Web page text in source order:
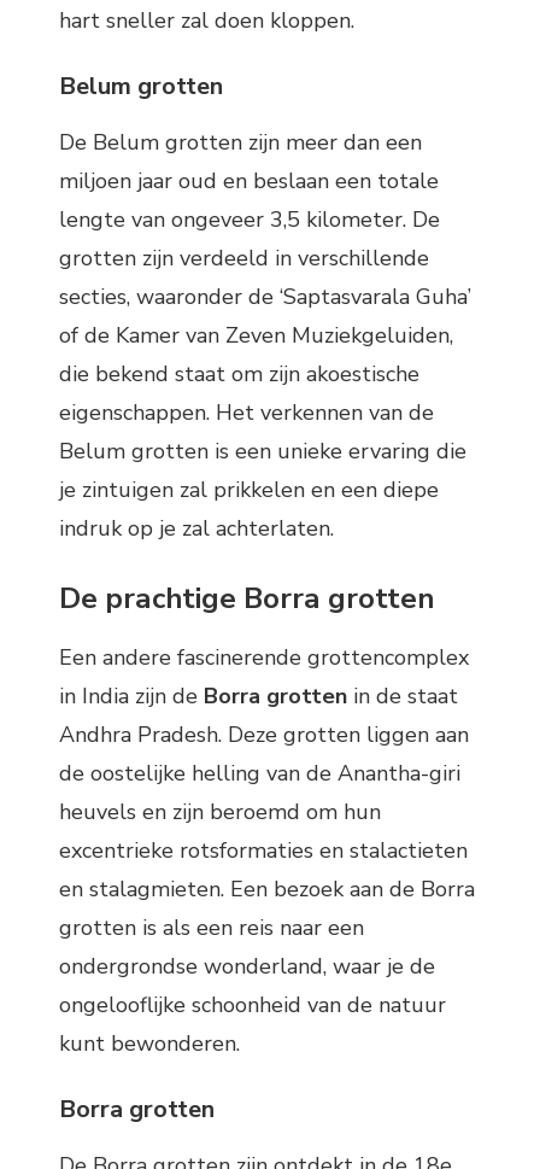
hart sneller zal doen kloppen.
Belum grotten
De Belum grotten zijn meer dan een
miljoen jaar oud en beslaan een totale
lengte van ongeveer 3,5 kilometer. De
grotten zijn verdeeld in verschillende
secties, waaronder de ‘Saptasvarala Guha’
of de Kamer van Zeven Muziekgeluiden,
die bekend staat om zijn akoestische
eigenschappen. Het verkennen van de
Belum grotten is een unieke ervaring die
je zintuigen zal prikkelen en een diepe
indruk op je zal achterlaten.
De prachtige Borra grotten
Een andere fascinerende grottencomplex
in India zijn de Borra grotten in de staat
Andhra Pradesh. Deze grotten liggen aan
de oostelijke helling van de Anantha-giri
heuvels en zijn beroemd om hun
excentrieke rotsformaties en stalactieten
en stalagmieten. Een bezoek aan de Borra
grotten is als een reis naar een
ondergrondse wonderland, waar je de
ongelooflijke schoonheid van de natuur
kunt bewonderen.
Borra grotten